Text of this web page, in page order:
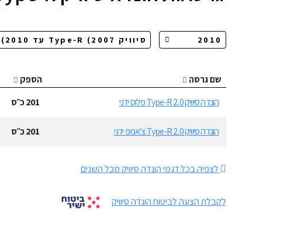
שם גרסה הספק
הונדה סיוויק Type-R 2.0 פלוס ידני
201כ״ס
הונדה סיוויק Type-R 2.0 צ'אמפ ידני 201כ״ס
לצפיה בכל דגמי הונדה סיוויק מכל השנים
לקבלת הצעה לביטוח הונדה סיוויק